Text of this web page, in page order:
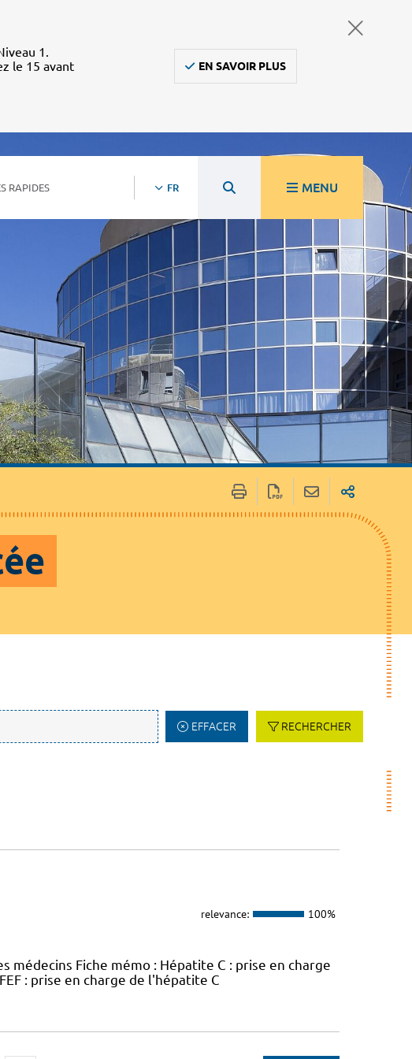
1.
le 15 avant
EN SAVOIR PLUS
RAPIDES FR MENU
EFFACER RECHERCHER
relevance: 100%
Fiche mémo : Hépatite C : prise en charge
: prise en charge de l'hépatite C